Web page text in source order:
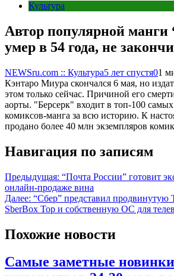
Культура
Автор популярной манги
умер в 54 года, не
NEWSru.com :: Культура5 лет спустя01
Кэнтаро Миура скончался 6 мая, но
этом только сейчас. Причиной его
аорты. "Берсерк" входит в топ-100
комиксов-манга за всю историю. К
продано более 40 млн экземпляров
Навигация по записям
Предыдущая: “Почта России” готовит
онлайн-продаже вина
Далее: “Сбер” представил продвинутую
SberBox Top и собственную ОС для
Похожие новости
Самые заметные